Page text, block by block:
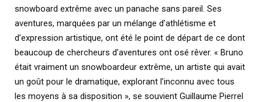
snowboard extrême avec un panache sans pareil. Ses
aventures, marquées par un mélange d’athlétisme et
d’expression artistique, ont été le point de départ de ce dont
beaucoup de chercheurs d’aventures ont osé rêver. « Bruno
était vraiment un snowboardeur extrême, un artiste qui avait
un goût pour le dramatique, explorant l’inconnu avec tous
les moyens à sa disposition », se souvient Guillaume Pierrel